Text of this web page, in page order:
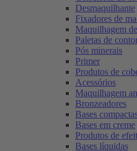
Desmaquilhante
Fixadores de
Maquilhagem
Paletas de
Pós minerais
Primer
Produtos de
Acessórios
Maquilhagem
Bronzeadores
Bases
Bases em creme
Produtos de
Bases líquidas